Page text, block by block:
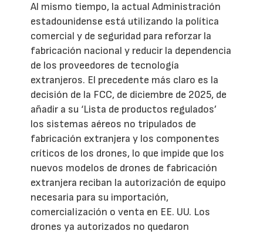
Al mismo tiempo, la actual Administración
estadounidense está utilizando la política
comercial y de seguridad para reforzar la
fabricación nacional y reducir la dependencia
de los proveedores de tecnología
extranjeros. El precedente más claro es la
decisión de la FCC, de diciembre de 2025, de
añadir a su ‘Lista de productos regulados’
los sistemas aéreos no tripulados de
fabricación extranjera y los componentes
críticos de los drones, lo que impide que los
nuevos modelos de drones de fabricación
extranjera reciban la autorización de equipo
necesaria para su importación,
comercialización o venta en EE. UU. Los
drones ya autorizados no quedaron